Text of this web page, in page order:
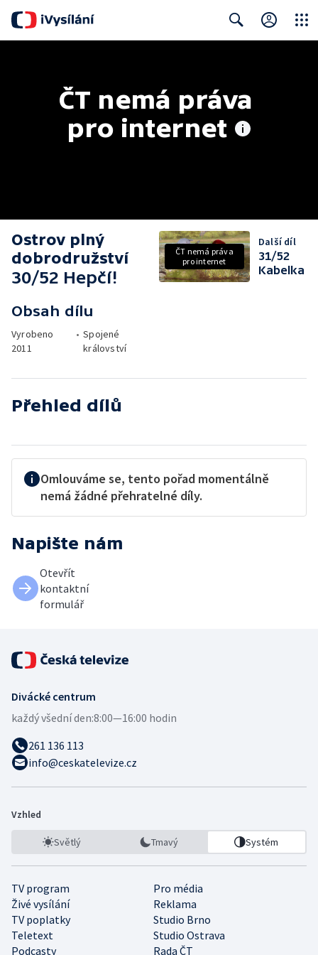
ČT nemá práva
pro internet
Ostrov plný
dobrodružství
30/52 Hepčí!
Obsah dílu
Vyrobeno
2011
• Spojené
království
ČT nemá práva
pro internet
Další díl
31/52
Kabelka
Přehled dílů
Omlouváme se, tento pořad momentálně
nemá žádné přehratelné díly.
Napište nám
Otevřít
kontaktní
formulář
Divácké centrum
každý všední den:8:00—16:00 hodin
261 136 113
info@ceskatelevize.cz
Vzhled
Světlý Tmavý Systém
TV program
Pro média
Živé vysílání
Reklama
TV poplatky
Studio Brno
Teletext
Studio Ostrava
Podcasty
Rada ČT